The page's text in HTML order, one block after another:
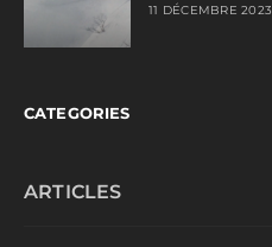
11 DÉCEMBRE 2023
CATEGORIES
ARTICLES